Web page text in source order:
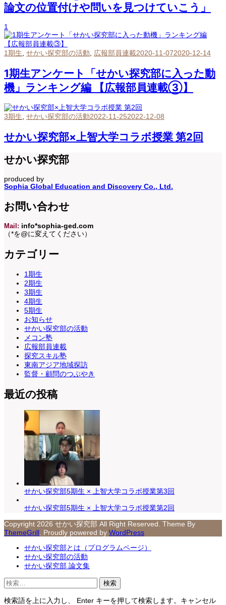
論文の位置付けや問いを見つけていこう」
1
1期生 せかい探究部の活動 広報部員連載2020-11-072020-12-14
1期生アンケート「せかい探究部に入った動
機」ランキング編 【広報部員連載③】
3期生, せかい探究部の活動2022-11-252022-12-08
せかい探究部×上智大学コラボ授業 第2回
せかい探究部
produced by
Sophia Global Education and Discovery Co., Ltd.
お問い合わせ
Mail: info*sophia-ged.com
（*を@に変えてください）
カテゴリー
1期生
2期生
3期生
4期生
5期生
お知らせ
せかい探究部の活動
メコン塾
広報部員連載
探究スキル塾
東南アジア地域探訪
監督・顧問のつぶやき
最近の投稿
せかい探究部5期生 × 上智大学コラボ授業第3回
せかい探究部5期生 × 上智大学コラボ授業第2回
Copyright 2026 せかい探究部 All Right Reserved. Theme By
ThemeGrill
. Proudly powered by WordPress
せかい探究部とは（プログラムページ）
せかい探究部の活動
せかい探究部 論文集
検
索:
検索語を上に入力し、 Enter キーを押して検索します。キャンセル